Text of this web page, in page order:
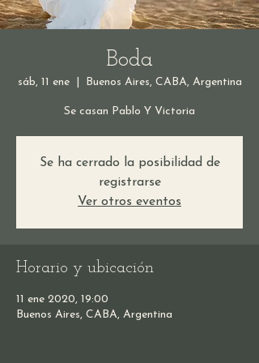
Boda
sáb, 11 ene
  |
Buenos Aires, CABA, Argentina
Se casan Pablo Y Victoria
Se ha cerrado la posibilidad de
registrarse
Ver otros eventos
Horario y ubicación
11 ene 2020, 19:00
Buenos Aires, CABA, Argentina